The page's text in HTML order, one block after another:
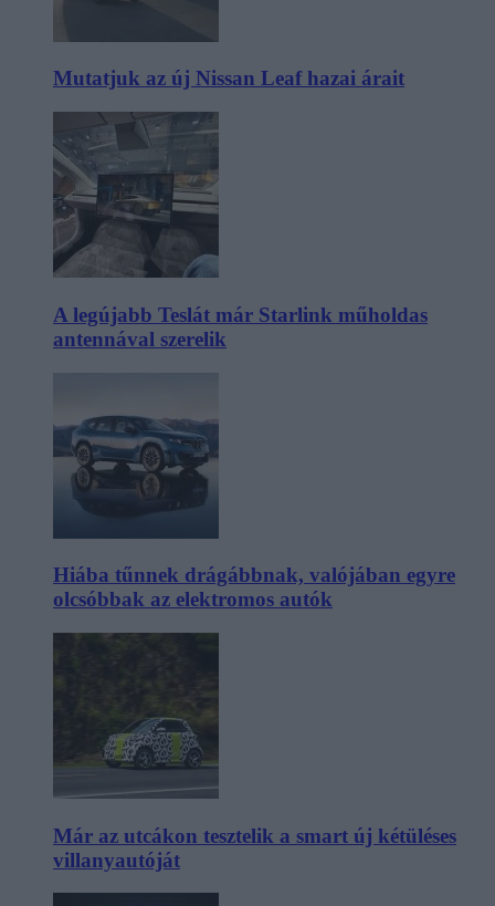
Mutatjuk az új Nissan Leaf hazai árait
A legújabb Teslát már Starlink műholdas
antennával szerelik
Hiába tűnnek drágábbnak, valójában egyre
olcsóbbak az elektromos autók
Már az utcákon tesztelik a smart új kétüléses
villanyautóját